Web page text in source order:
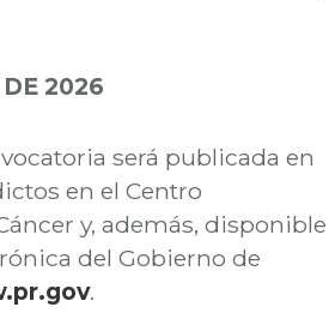
2026
será publicada en
en el Centro
y, además, disponible
del Gobierno de
.